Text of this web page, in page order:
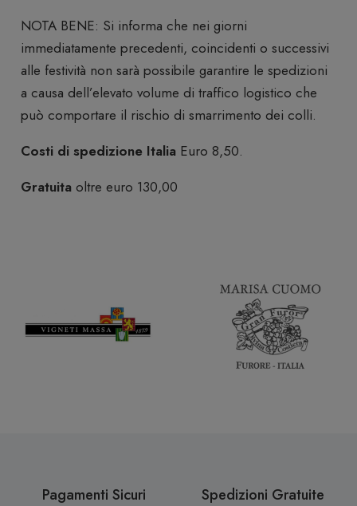
NOTA BENE: Si informa che nei giorni
immediatamente precedenti, coincidenti o successivi
alle festività non sarà possibile garantire le spedizioni
a causa dell’elevato volume di traffico logistico che
può comportare il rischio di smarrimento dei colli.
Costi di spedizione Italia Euro 8,50.
Gratuitaoltre euro 130,00
Pagamenti Sicuri Spedizioni Gratuite